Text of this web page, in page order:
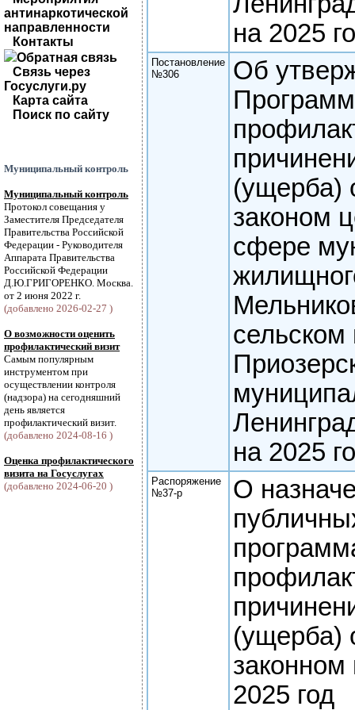
антинаркотической
направленности
Контакты
Обратная связь
Связь через
Госуслуги.ру
Карта сайта
Поиск по сайту
Муниципальный контроль
Муниципальный контроль
Протокол совещания у
Заместителя Председателя
Правительства Российской
Федерации - Руководителя
Аппарата Правительства
Российской Федерации
Д.Ю.ГРИГОРЕНКО. Москва.
от 2 июня 2022 г.
(добавлено 2026-02-27 )
О возможности оценить
профилактический визит
Самым популярным
инструментом при
осуществлении контроля
(надзора) на сегодняшний
день является
профилактический визит.
(добавлено 2024-08-16 )
Оценка профилактического
визита на Госуслугах
(добавлено 2024-06-20 )
на 2025
Постановление
№306
Об
(ущерба)
законом
сфере
сельском
на 2025
Распоряжение
№37-р
О
(ущерба)
2025 год